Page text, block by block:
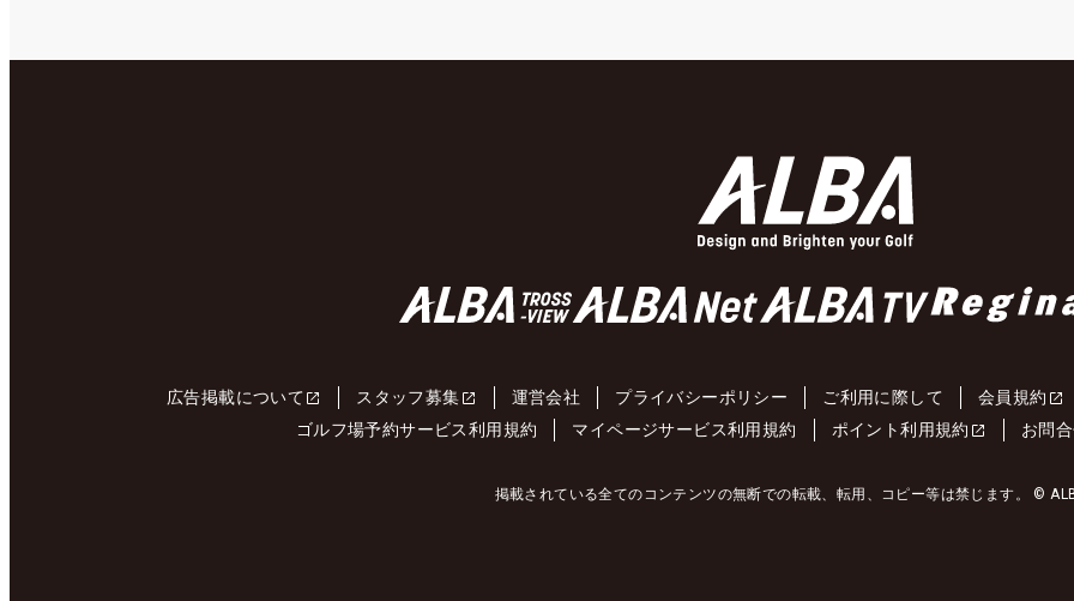
広告掲載について スタッフ募集 運営会社 プライバシーポリシー ご利用に際して 会員規約
ゴルフ場予約サービス利用規約
マイページサービス利用規約 ポイント利用規約 お問
掲載されている全てのコンテンツの無断での転載、転用、コピー等は禁じます。 ©